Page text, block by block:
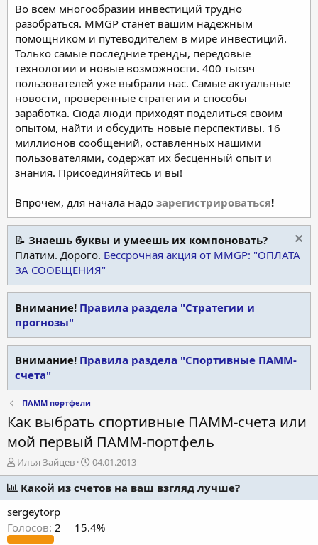
Во всем многообразии инвестиций трудно
разобраться. MMGP станет вашим надежным
помощником и путеводителем в мире инвестиций.
Только самые последние тренды, передовые
технологии и новые возможности. 400 тысяч
пользователей уже выбрали нас. Самые актуальные
новости, проверенные стратегии и способы
заработка. Сюда люди приходят поделиться своим
опытом, найти и обсудить новые перспективы. 16
миллионов сообщений, оставленных нашими
пользователями, содержат их бесценный опыт и
знания. Присоединяйтесь и вы!
Впрочем, для начала надо зарегистрироваться!
📝 Знаешь буквы и умеешь их компоновать?
Платим. Дорого. Бессрочная акция от MMGP: "ОПЛАТА
ЗА СООБЩЕНИЯ"
Внимание! Правила раздела "Стратегии и
прогнозы"
Внимание! Правила раздела "Спортивные ПАММ-
счета"
ПАММ портфели
Как выбрать спортивные ПАММ-счета или
мой первый ПАММ-портфель
А
в
о
р
т
е
Илья Зайцев
Д
а
т
а
а
04.01.2013
Какой из счетов на ваш взгляд лучше?
sergeytorp
Голосов: 2 15.4%